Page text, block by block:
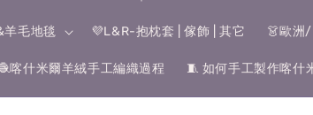
毛地毯 💜L&R-抱枕套 | 傢飾 | 其它 👗歐洲
喀什米爾羊絨手工編織過程 🧵 如何手工製作喀什